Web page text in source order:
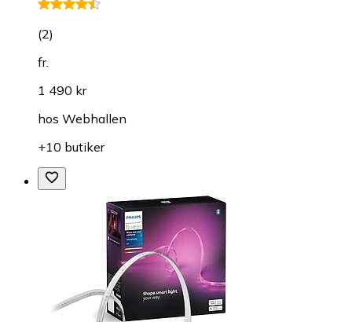
(2)
fr.
1 490 kr
hos Webhallen
+10 butiker